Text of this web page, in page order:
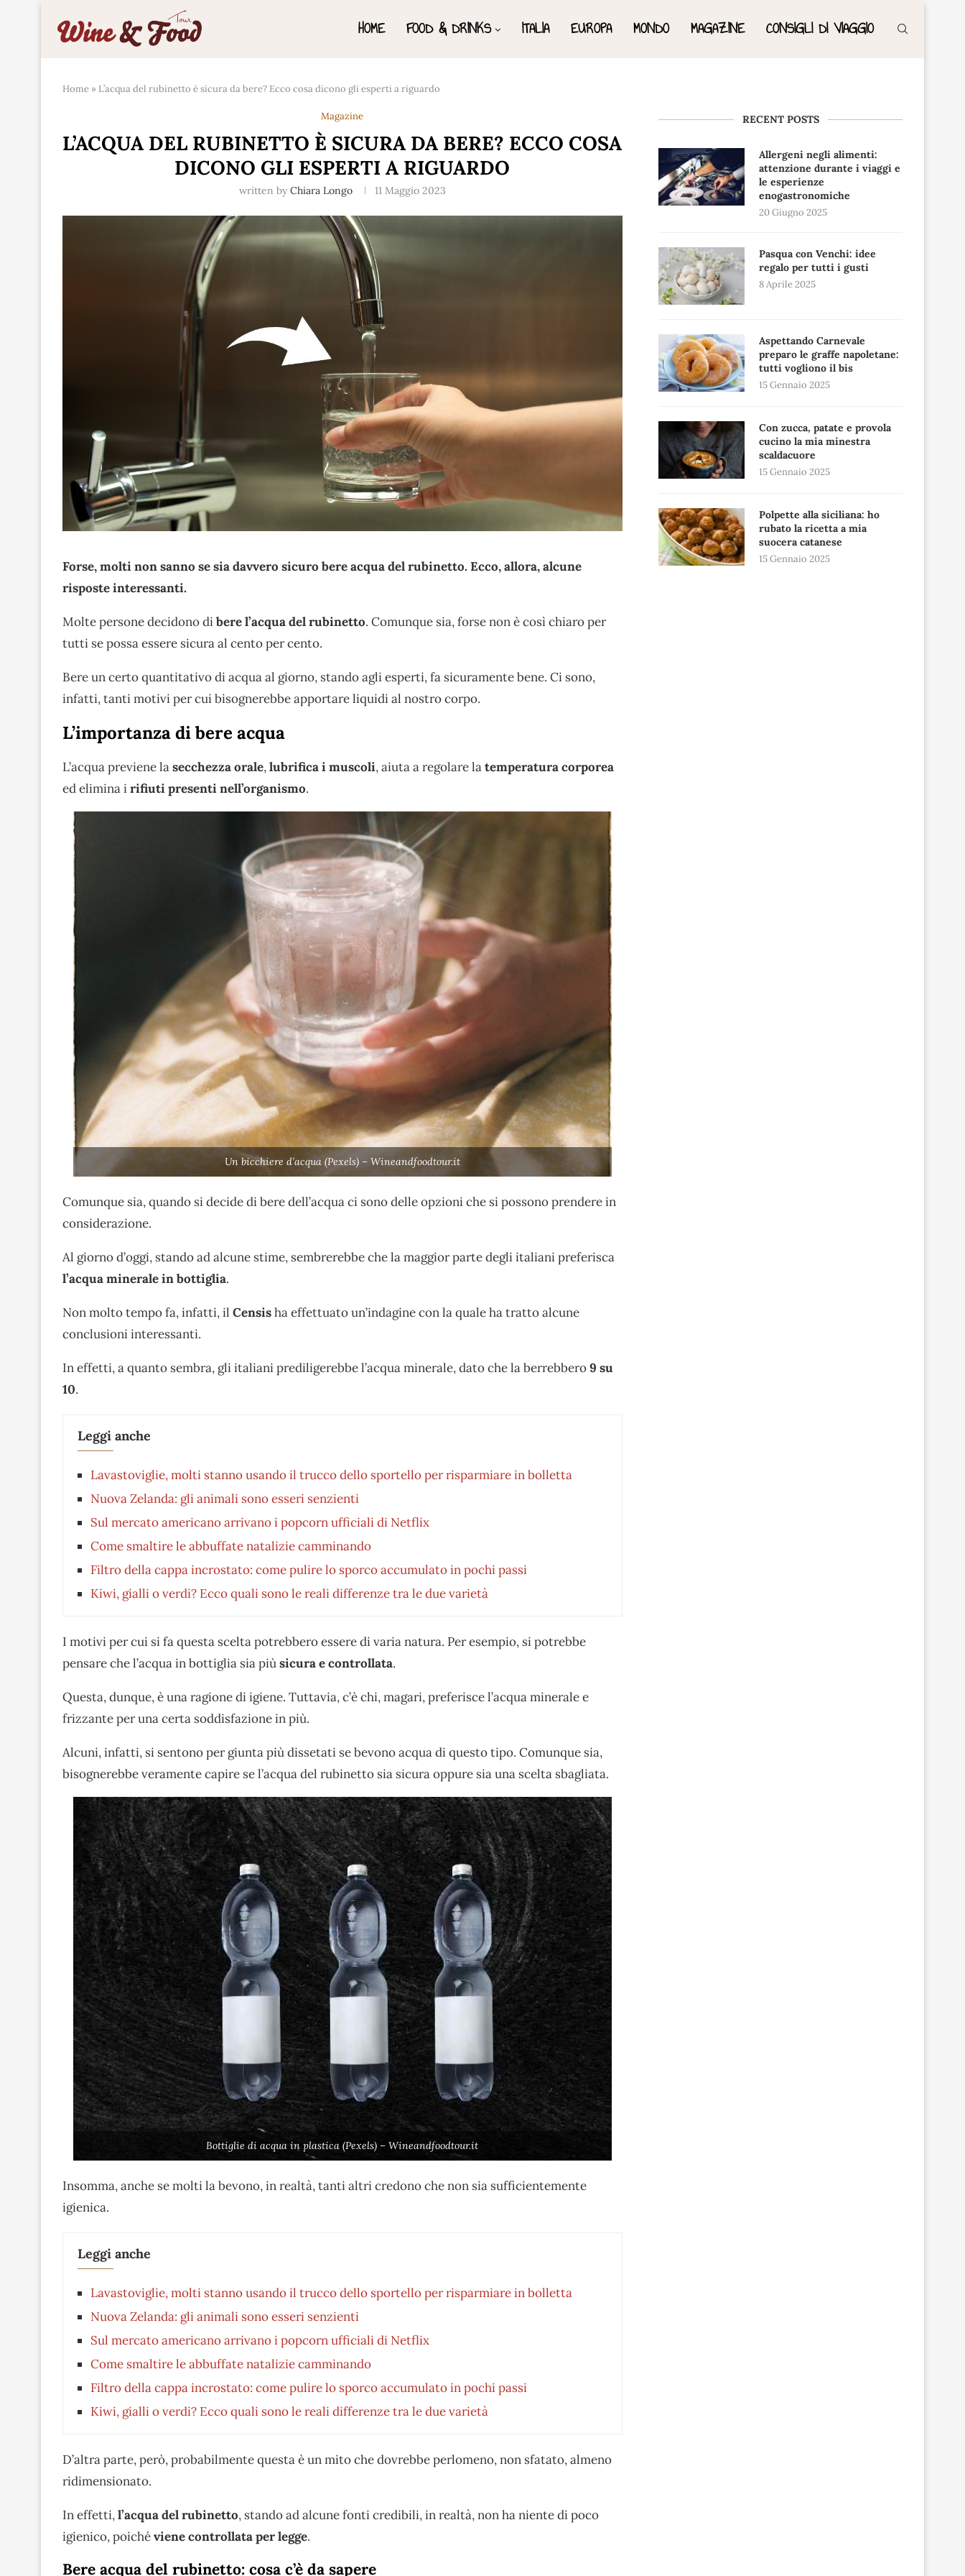
HOME FOOD & DRINKS ITALIA EUROPA MONDO MAGAZINE CONSIGLI DI VIAGGIO
Home » L’acqua del rubinetto è sicura da bere? Ecco cosa dicono gli esperti a riguardo
Magazine
L’ACQUA DEL RUBINETTO È SICURA DA BERE? ECCO COSA
DICONO GLI ESPERTI A RIGUARDO
written by Chiara Longo 11 Maggio 2023
Forse, molti non sanno se sia davvero sicuro bere acqua del rubinetto. Ecco, allora, alcune
risposte interessanti.
Molte persone decidono dibere l’acqua del rubinetto. Comunque sia, forse non è così chiaro per
tutti se possa essere sicura al cento per cento.
Bere un certo quantitativo di acqua al giorno, stando agli esperti, fa sicuramente bene. Ci sono,
infatti, tanti motivi per cui bisognerebbe apportare liquidi al nostro corpo.
L’importanza di bere acqua
L’acqua previene lasecchezza orale,lubrifica i muscoli, aiuta a regolare latemperatura corporea
ed elimina irifiuti presenti nell’organismo.
Un bicchiere d’acqua (Pexels) – Wineandfoodtour.it
Comunque sia, quando si decide di bere dell’acqua ci sono delle opzioni che si possono prendere in
considerazione.
Al giorno d’oggi, stando ad alcune stime, sembrerebbe che la maggior parte degli italiani preferisca
l’acqua minerale in bottiglia.
Non molto tempo fa, infatti, il Censisha effettuato un’indagine con la quale ha tratto alcune
conclusioni interessanti.
In effetti, a quanto sembra, gli italiani prediligerebbe l’acqua minerale, dato che la berrebbero9 su
10.
Leggi anche
Lavastoviglie, molti stanno usando il trucco dello sportello per risparmiare in bolletta
Nuova Zelanda: gli animali sono esseri senzienti
Sul mercato americano arrivano i popcorn ufficiali di Netflix
Come smaltire le abbuffate natalizie camminando
Filtro della cappa incrostato: come pulire lo sporco accumulato in pochi passi
Kiwi, gialli o verdi? Ecco quali sono le reali differenze tra le due varietà
I motivi per cui si fa questa scelta potrebbero essere di varia natura. Per esempio, si potrebbe
pensare che l’acqua in bottiglia sia piùsicura e controllata.
Questa, dunque, è una ragione di igiene. Tuttavia, c’è chi, magari, preferisce l’acqua minerale e
frizzante per una certa soddisfazione in più.
Alcuni, infatti, si sentono per giunta più dissetati se bevono acqua di questo tipo. Comunque sia,
bisognerebbe veramente capire se l’acqua del rubinetto sia sicura oppure sia una scelta sbagliata.
Bottiglie di acqua in plastica (Pexels) – Wineandfoodtour.it
Insomma, anche se molti la bevono, in realtà, tanti altri credono che non sia sufficientemente
igienica.
Leggi anche
Lavastoviglie, molti stanno usando il trucco dello sportello per risparmiare in bolletta
Nuova Zelanda: gli animali sono esseri senzienti
Sul mercato americano arrivano i popcorn ufficiali di Netflix
Come smaltire le abbuffate natalizie camminando
Filtro della cappa incrostato: come pulire lo sporco accumulato in pochi passi
Kiwi, gialli o verdi? Ecco quali sono le reali differenze tra le due varietà
D’altra parte, però, probabilmente questa è un mito che dovrebbe perlomeno, non sfatato, almeno
ridimensionato.
In effetti,l’acqua del rubinetto, stando ad alcune fonti credibili, in realtà, non ha niente di poco
igienico, poichéviene controllata per legge.
Bere acqua del rubinetto: cosa c’è da sapere
RECENT POSTS
Allergeni negli alimenti:
attenzione durante i viaggi e
le esperienze
enogastronomiche
20 Giugno 2025
Pasqua con Venchi: idee
regalo per tutti i gusti
8 Aprile 2025
Aspettando Carnevale
preparo le graffe napoletane:
tutti vogliono il bis
15 Gennaio 2025
Con zucca, patate e provola
cucino la mia minestra
scaldacuore
15 Gennaio 2025
Polpette alla siciliana: ho
rubato la ricetta a mia
suocera catanese
15 Gennaio 2025